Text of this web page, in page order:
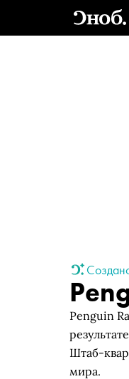
Penguin
Штаб-
мира.